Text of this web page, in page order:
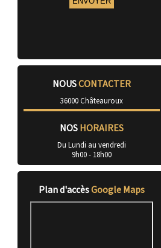
NOUSCONTACTER
36000 Châteauroux
NOS HORAIRES
Du Lundi au vendredi
9h00 - 18h00
Plan d'accèsGoogle Maps